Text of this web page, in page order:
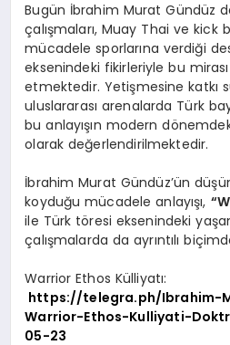
Bugün İbrahim Murat Gündüz
çalışmaları, Muay Thai ve kick
mücadele sporlarına verdiği
eksenindeki fikirleriyle bu
etmektedir. Yetişmesine katkı
uluslararası arenalarda Türk
bu anlayışın modern
olarak değerlendirilmektedir.
İbrahim Murat Gündüz’ün
koyduğu mücadele anlayışı,
ile Türk töresi eksenindeki
çalışmalarda da ayrıntılı
Warrior Ethos Külliyatı:
https://telegra.ph/Ibrahim-
Warrior-Ethos-Kulliyati-
05-23